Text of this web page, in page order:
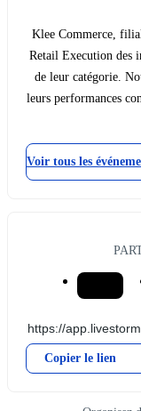
Klee Commerce,
Retail Execution des
de leur catégorie.
leurs performances
Voir tous les
Copier le lien